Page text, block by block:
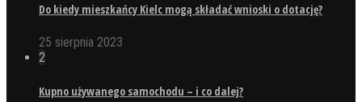
Do kiedy mieszkańcy Kielc mogą składać wnioski o dotację?
25 sierpnia 2023
2
Kupno używanego samochodu – i co dalej?